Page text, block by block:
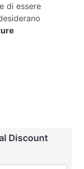
di essere
Discount